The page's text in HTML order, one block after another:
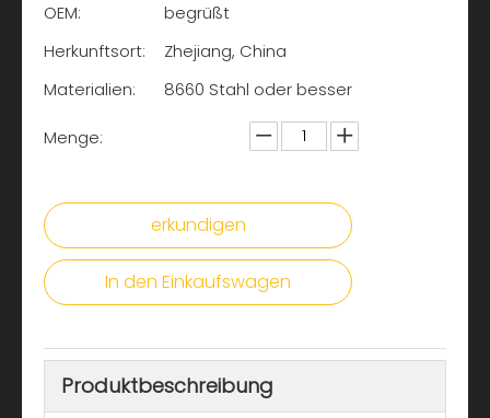
OEM:
begrüßt
Herkunftsort:
Zhejiang, China
Materialien:
8660 Stahl oder besser
Menge:
erkundigen
In den Einkaufswagen
Produktbeschreibung